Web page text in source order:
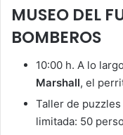
MUSEO DEL
BOMBEROS
10:00 h. A lo
Marshall, el
Taller de
limitada: 50